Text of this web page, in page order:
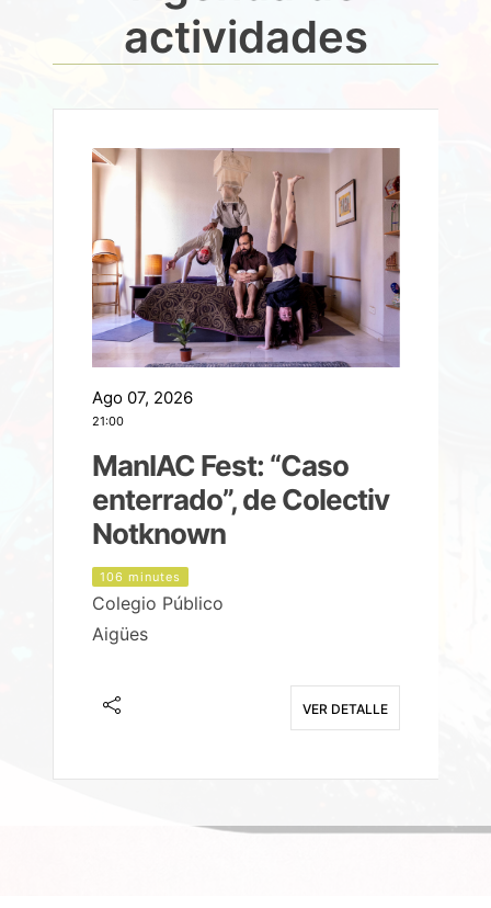
actividades
Ago 07, 2026
21:00
ManIAC Fest: “Caso
enterrado”, de Colectiv
Notknown
106 minutes
Colegio Público
Aigües
VER DETALLE